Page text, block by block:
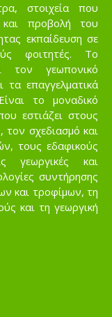
στοιχεία που
προβολή του
εκπαίδευση σε
φοιτητές. Το
τον γεωπονικό
επαγγελματικά
το μοναδικό
εστιάζει στους
τον σχεδιασμό και
τους εδαφικούς
γεωργικές και
συντήρησης
και τροφίμων, τη
και τη γεωργική